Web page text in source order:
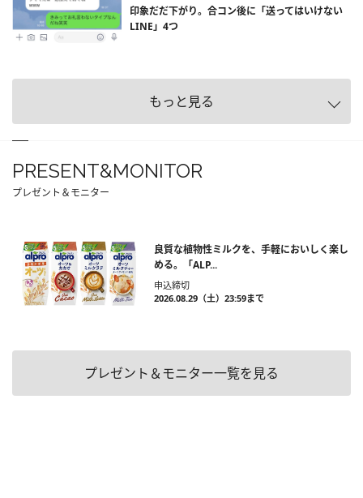
印象だだ下がり。合コン後に「送ってはいけない
LINE」4つ
もっと見る
PRESENT&MONITOR
プレゼント＆モニター
良質な植物性ミルクを、手軽においしく楽し
める。「ALP...
申込締切
2026.08.29（土）23:59まで
プレゼント＆モニター一覧を見る